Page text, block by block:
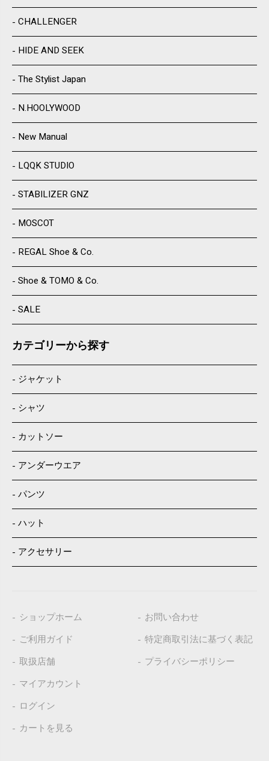
CHALLENGER
HIDE AND SEEK
The Stylist Japan
N.HOOLYWOOD
New Manual
LQQK STUDIO
STABILIZER GNZ
MOSCOT
REGAL Shoe & Co.
Shoe & TOMO & Co.
SALE
カテゴリーから探す
ジャケット
シャツ
カットソー
アンダーウエア
パンツ
ハット
アクセサリー
ショップホーム
ご利用ガイド
取扱店舗
お問い合わせ
特定商取引法に基づく表記
プライバシーポリシー
マイアカウント
ログイン
カートを見る